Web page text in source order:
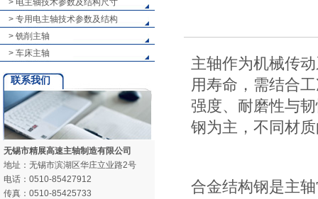
> 电主轴技术参数及结构尺寸
> 专用电主轴技术参数及结构
> 铣削主轴
> 车床主轴
联系我们
无锡市精展高速主轴制造有限公司
地址：无锡市滨湖区华庄立业路2号
电话：0510-85427912
传真：0510-85425733
主轴作为机械传
用寿命，需结合
强度、耐磨性与
钢为主，不同材
合金结构钢是主